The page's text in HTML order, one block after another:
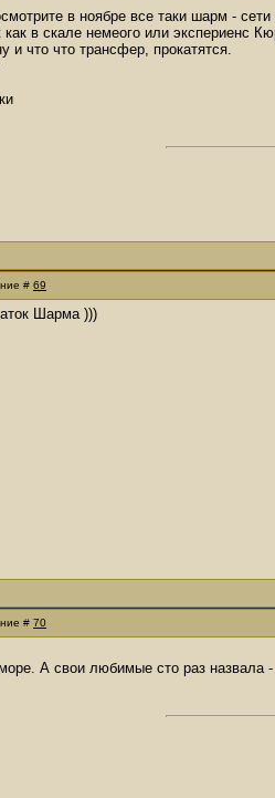
в ноябре все таки шарм -
в скале немеого или экспериенс
и что что трансфер, прокатятся.
# 69
Шарма )))
# 70
А свои любимые сто раз назвала